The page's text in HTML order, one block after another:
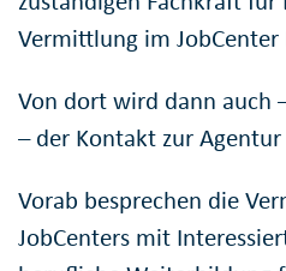
Vermittlung im JobCenter
Von dort wird dann auch
– der Kontakt zur
Vorab besprechen die
JobCenters mit